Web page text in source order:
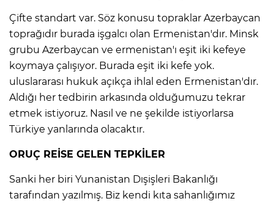
Çifte standart var. Söz konusu topraklar Azerbaycan
toprağıdır burada işgalcı olan Ermenistan'dır. Minsk
grubu Azerbaycan ve ermenistan'ı eşit iki kefeye
koymaya çalışıyor. Burada eşit iki kefe yok.
uluslararası hukuk açıkça ihlal eden Ermenistan'dır.
Aldığı her tedbirin arkasında olduğumuzu tekrar
etmek istiyoruz. Nasıl ve ne şekilde istiyorlarsa
Türkiye yanlarında olacaktır.
ORUÇ REİSE GELEN TEPKİLER
Sanki her biri Yunanistan Dışişleri Bakanlığı
tarafından yazılmış. Biz kendi kıta sahanlığımız